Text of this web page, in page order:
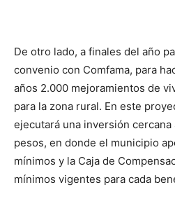
De otro lado, a finales del año
convenio con Comfama, para
años 2.000 mejoramientos de
para la zona rural. En este
ejecutará una inversión
pesos, en donde el municipio
mínimos y la Caja de
mínimos vigentes para cada